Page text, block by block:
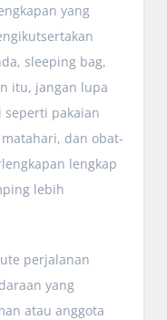
yang
sleeping bag,
itu, jangan lupa
pakaian
dan obat-
lengkap
lebih
perjalanan
yang
atau anggota